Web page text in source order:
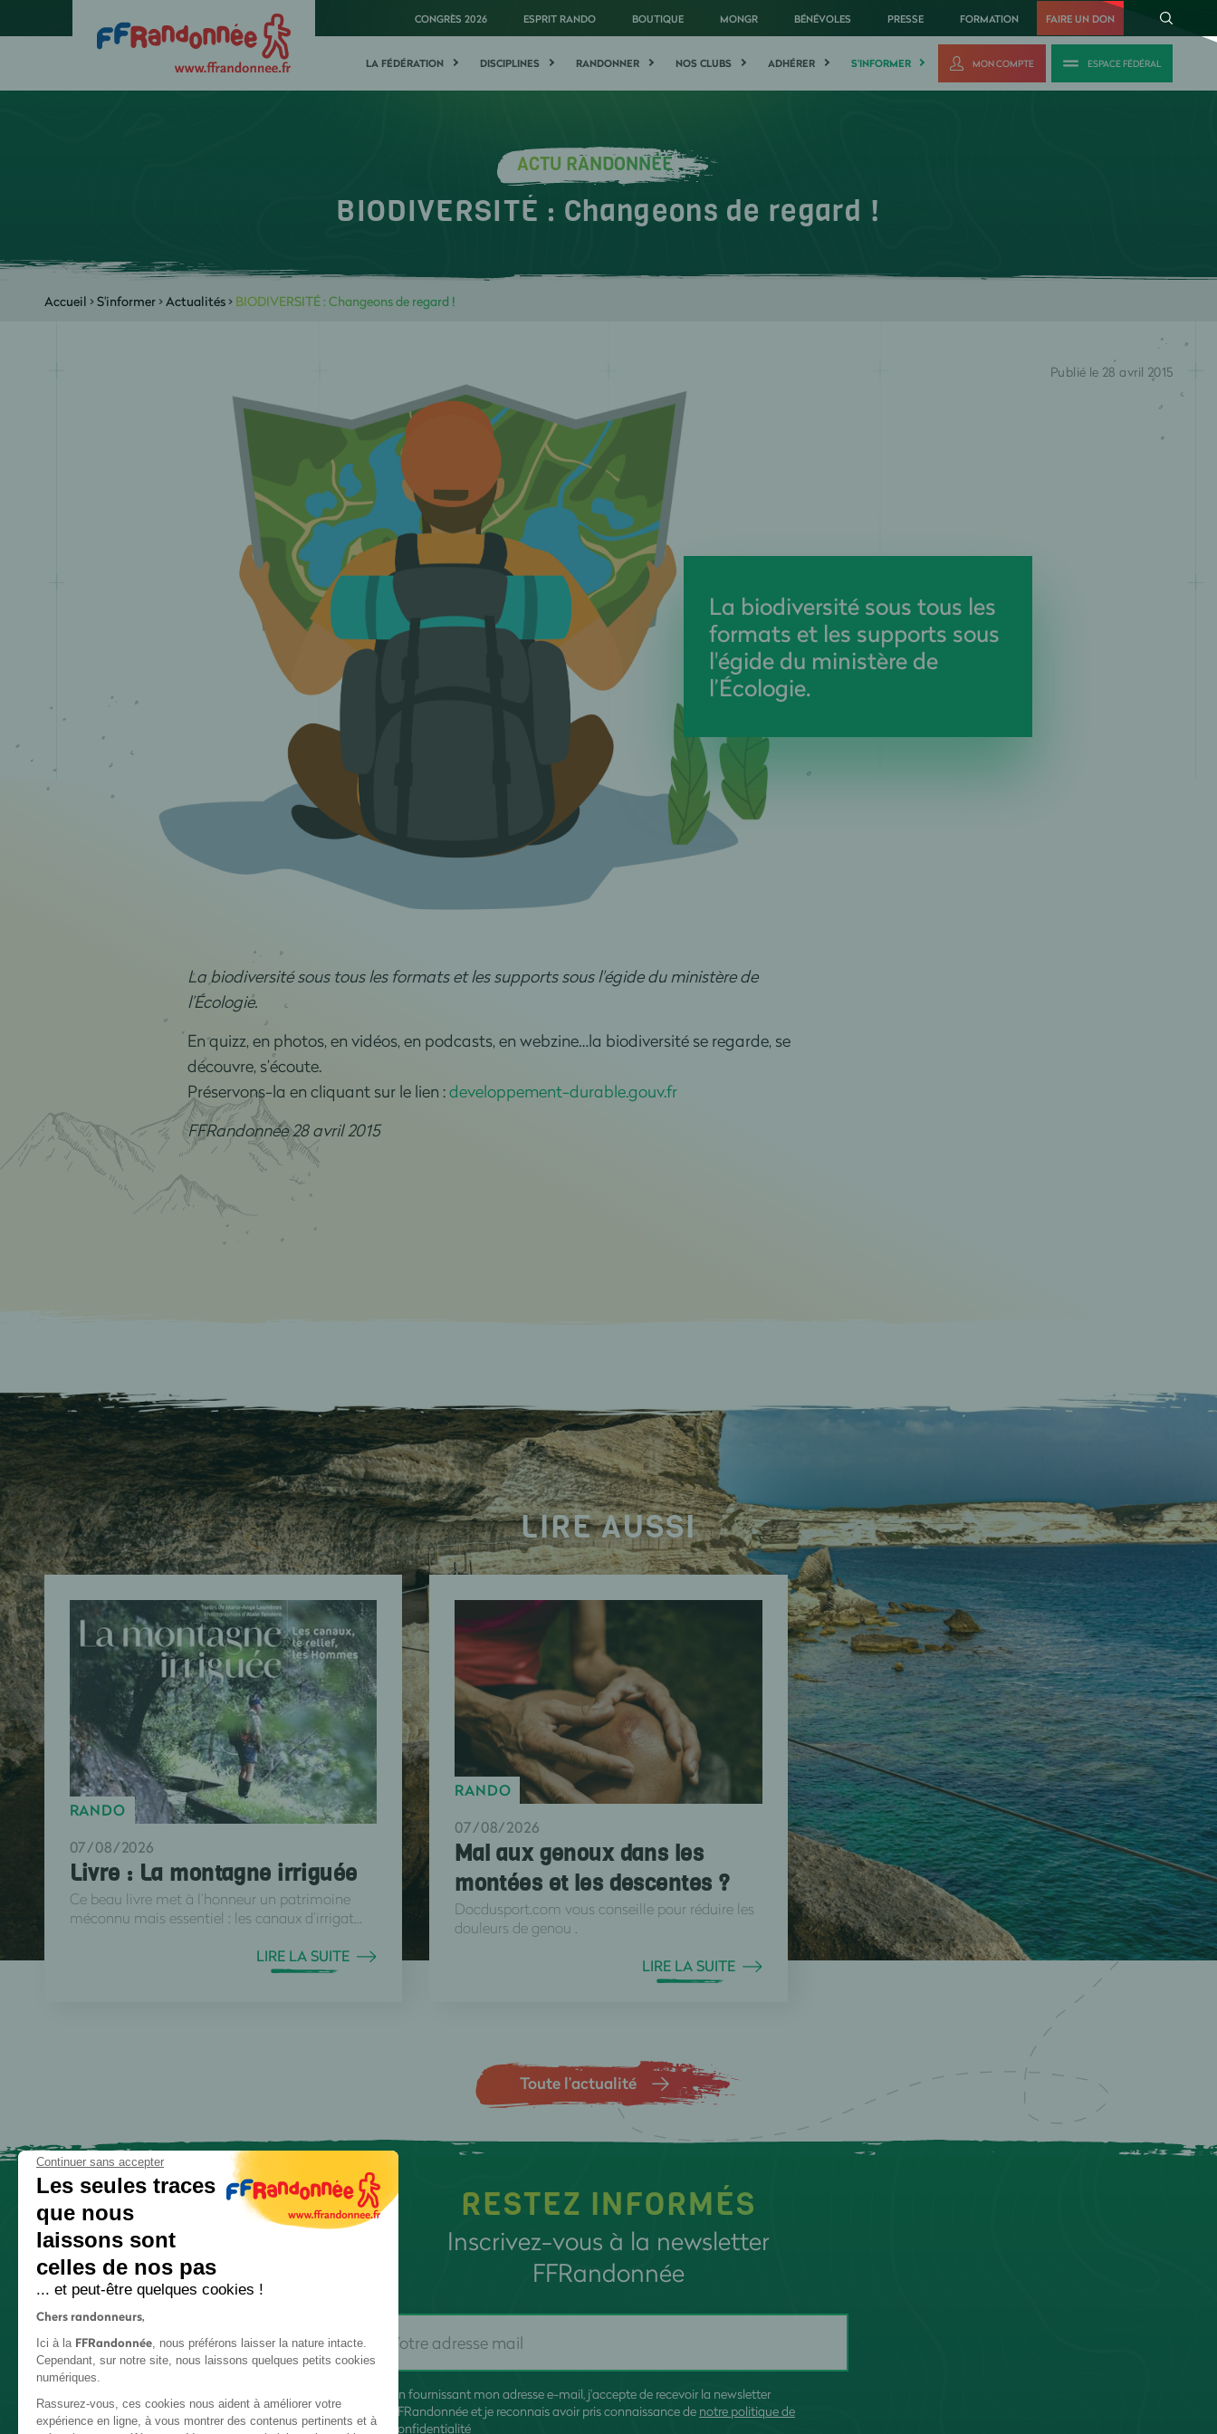
CONGRÈS 2026 ESPRIT RANDO BOUTIQUE MONGR BÉNÉVOLES PRESSE FORMATION FAIRE UN DON
LA FÉDÉRATION DISCIPLINES RANDONNER NOS CLUBS ADHÉRER S'INFORMER MON COMPTE ESPACE FÉDÉRAL
ACTU RANDONNÉE
BIODIVERSITÉ : Changeons de regard !
Accueil >S'informer>Actualités> BIODIVERSITÉ : Changeons de regard !
La biodiversité sous tous les
formats et les supports sous
l'égide du ministère de
l’Écologie.
Publié le 28 avril 2015
La biodiversité sous tous les formats et les supports sous l'égide du ministère de
l’Écologie.
En quizz, en photos, en vidéos, en podcasts, en webzine…la biodiversité se regarde, se
découvre, s’écoute.
Préservons-la en cliquant sur le lien :developpement-durable.gouv.fr
FFRandonnée 28 avril 2015
LIRE AUSSI
RANDO
07/08/2026
Livre : La montagne irriguée
Ce beau livre met à l’honneur un patrimoine
méconnu mais essentiel : les canaux d’irrigat...
LIRE LA SUITE
RANDO
07/08/2026
Mal aux genoux dans les
montées et les descentes ?
Docdusport.com vous conseille pour réduire les
douleurs de genou .
LIRE LA SUITE
Toute l’actualité
RESTEZ INFORMÉS
Inscrivez-vous à la newsletter
FFRandonnée
En fournissant mon adresse e-mail, j'accepte de recevoir la newsletter
FFRandonnée et je reconnais avoir pris connaissance de notre politique de
confidentialité
Continuer sans accepter
Les seules traces
que nous
laissons sont
celles de nos pas
... et peut-être quelques cookies !
Chers randonneurs,
Ici à la FFRandonnée, nous préférons laisser la nature intacte.
Cependant, sur notre site, nous laissons quelques petits cookies
numériques.
Rassurez-vous, ces cookies nous aident à améliorer votre
expérience en ligne, à vous montrer des contenus pertinents et à